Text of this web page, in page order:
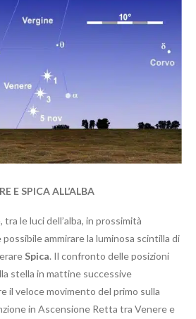
E SPICA ALL’ALBA
le luci dell’alba, in prossimità
ammirare la luminosa scintilla di
Spica. Il confronto delle posizioni
stella in mattine successive
il veloce movimento del primo sulla
in Ascensione Retta tra Venere e